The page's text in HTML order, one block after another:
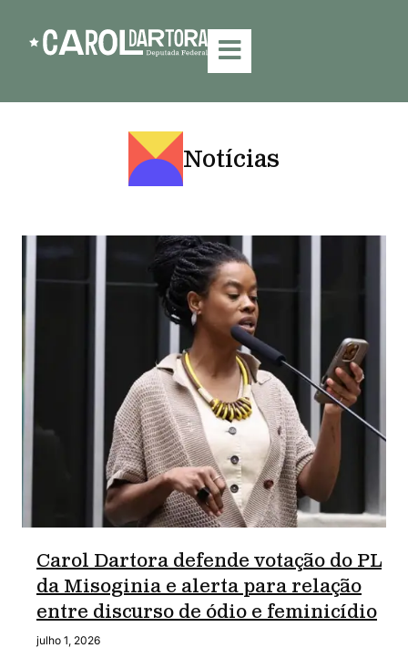
Notícias
Carol Dartora defende votação do PL
da Misoginia e alerta para relação
entre discurso de ódio e feminicídio
julho 1, 2026